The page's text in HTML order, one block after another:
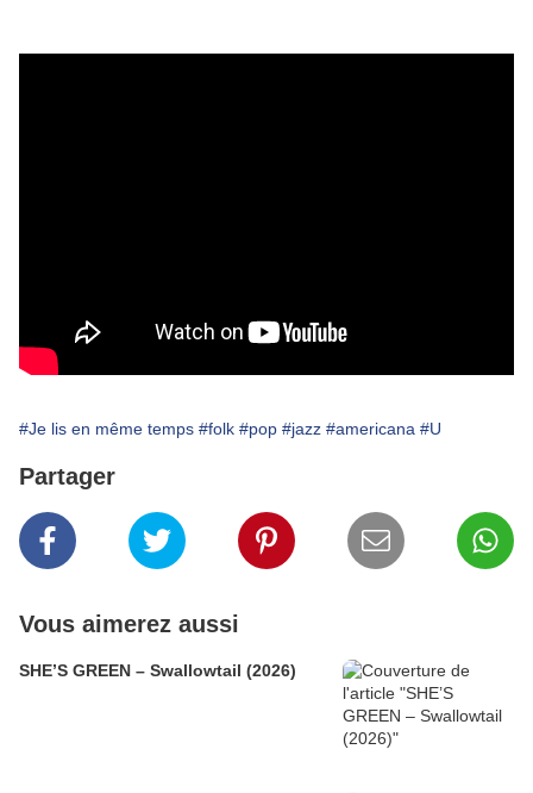
#Je lis en même temps #folk #pop #jazz #americana #U
Partager
Vous aimerez aussi
SHE’S GREEN – Swallowtail (2026)